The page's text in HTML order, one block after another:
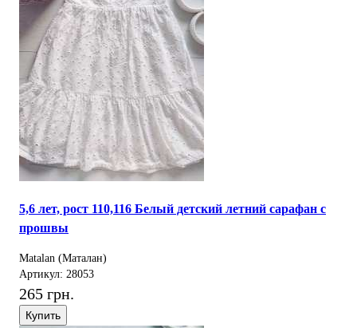
5,6 лет, рост 110,116 Белый детский летний сарафан с
прошвы
Matalan (Маталан)
Артикул: 28053
265 грн.
Купить